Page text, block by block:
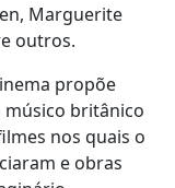
Marguerite
outros.
propõe
músico britânico
nos quais o
e obras